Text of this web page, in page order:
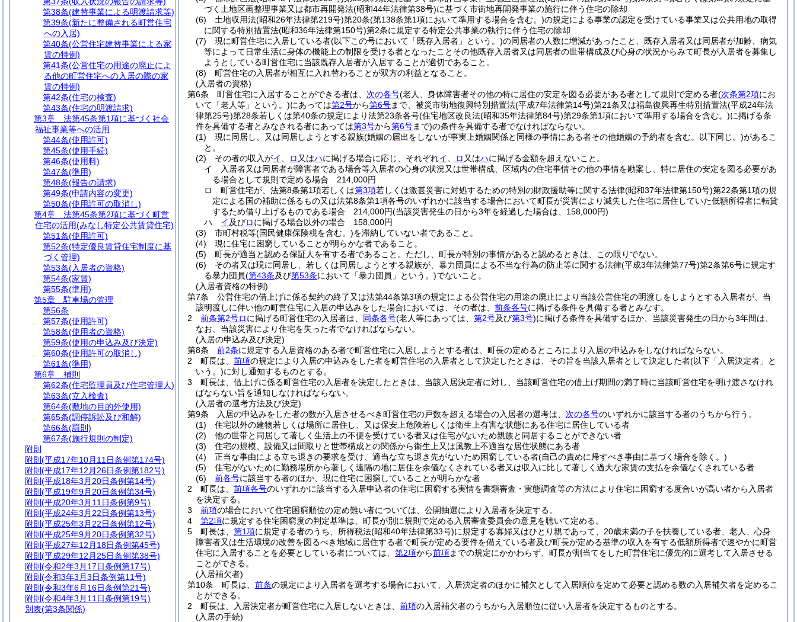
づく土地区画整理事業又は都市再開発法(昭和44年法律第38号)に基づく市街地再開発事業の施行に伴う住宅の除却
(6)
土地収用法(昭和26年法律第219号)第20条(第138条第1項において準用する場合を含む。)の規定による事業の認定を受けている事業又は公共用地の取得
に関する特別措置法(昭和36年法律第150号)第2条に規定する特定公共事業の執行に伴う住宅の除却
(7)
現に町営住宅に入居している者(以下この号において「既存入居者」という。)の同居者の人数に増減があったこと、既存入居者又は同居者が加齢、病気
等によって日常生活に身体の機能上の制限を受ける者となったことその他既存入居者又は同居者の世帯構成及び心身の状況からみて町長が入居者を募集し
ようとしている町営住宅に当該既存入居者が入居することが適切であること。
(8)
町営住宅の入居者が相互に入れ替わることが双方の利益となること。
(入居者の資格)
第6条
町営住宅に入居することができる者は、 次の各号(老人、身体障害者その他の特に居住の安定を図る必要がある者として規則で定める者(次条第2項にお
いて「老人等」という。)にあっては第2号から第6号まで、被災市街地復興特別措置法(平成7年法律第14号)第21条又は福島復興再生特別措置法(平成24年法
律第25号)第28条若しくは第40条の規定により法第23条各号(住宅地区改良法(昭和35年法律第84号)第29条第1項において準用する場合を含む。)に掲げる条
件を具備する者とみなされる者にあっては第3号から第6号まで)の条件を具備する者でなければならない。
(1)
現に同居し、又は同居しようとする親族(婚姻の届出をしないが事実上婚姻関係と同様の事情にある者その他婚姻の予約者を含む。以下同じ。)があるこ
と。
(2)
その者の収入がイ ロ 又はハに掲げる場合に応じ、それぞれイ ロ 又はハに掲げる金額を超えないこと。
イ
入居者又は同居者が障害者である場合等入居者の心身の状況又は世帯構成、区域内の住宅事情その他の事情を勘案し、特に居住の安定を図る必要があ
る場合として規則で定める場合 214,000円
ロ
町営住宅が、法第8条第1項若しくは第3項若しくは激甚災害に対処するための特別の財政援助等に関する法律(昭和37年法律第150号)第22条第1項の規
定による国の補助に係るもの又は法第8条第1項各号のいずれかに該当する場合において町長が災害により滅失した住宅に居住していた低額所得者に転貸
するため借り上げるものである場合 214,000円(当該災害発生の日から3年を経過した場合は、158,000円)
ハ
イ及びロに掲げる場合以外の場合 158,000円
(3)
市町村税等(国民健康保険税を含む。)を滞納していない者であること。
(4)
現に住宅に困窮していることが明らかな者であること。
(5)
町長が適当と認める保証人を有する者であること。 ただし、町長が特別の事情があると認めるときは、この限りでない。
(6)
その者又は現に同居し、若しくは同居しようとする親族が、暴力団員による不当な行為の防止等に関する法律(平成3年法律第77号)第2条第6号に規定す
る暴力団員(第43条及び第53条において「暴力団員」という。)でないこと。
(入居者資格の特例)
第7条
公営住宅の借上げに係る契約の終了又は法第44条第3項の規定による公営住宅の用途の廃止により当該公営住宅の明渡しをしようとする入居者が、当
該明渡しに伴い他の町営住宅に入居の申込みをした場合においては、その者は、 前条各号に掲げる条件を具備する者とみなす。
2
前条第2号ロに掲げる町営住宅の入居者は、 同条各号(老人等にあっては、 第2号及び第3号)に掲げる条件を具備するほか、当該災害発生の日から3年間は、
なお、当該災害により住宅を失った者でなければならない。
(入居の申込み及び決定)
第8条
前2条に規定する入居資格のある者で町営住宅に入居しようとする者は、町長の定めるところにより入居の申込みをしなければならない。
2
町長は、 前項の規定により入居の申込みをした者を町営住宅の入居者として決定したときは、その旨を当該入居者として決定した者(以下「入居決定者」と
いう。)に対し通知するものとする。
3
町長は、借上げに係る町営住宅の入居者を決定したときは、当該入居決定者に対し、当該町営住宅の借上げ期間の満了時に当該町営住宅を明け渡さなけれ
ばならない旨を通知しなければならない。
(入居者の選考方法及び決定)
第9条
入居の申込みをした者の数が入居させるべき町営住宅の戸数を超える場合の入居者の選考は、 次の各号のいずれかに該当する者のうちから行う。
(1)
住宅以外の建物若しくは場所に居住し、又は保安上危険若しくは衛生上有害な状態にある住宅に居住している者
(2)
他の世帯と同居して著しく生活上の不便を受けている者又は住宅がないため親族と同居することができない者
(3)
住宅の規模、設備又は間取りと世帯構成との関係から衛生上又は風教上不適当な居住状態にある者
(4)
正当な事由による立ち退きの要求を受け、適当な立ち退き先がないため困窮している者(自己の責めに帰すべき事由に基づく場合を除く。)
(5)
住宅がないために勤務場所から著しく遠隔の地に居住を余儀なくされている者又は収入に比して著しく過大な家賃の支払を余儀なくされている者
(6)
前各号に該当する者のほか、現に住宅に困窮していることが明らかな者
2
町長は、 前項各号のいずれかに該当する入居申込者の住宅に困窮する実情を書類審査・実態調査等の方法により住宅に困窮する度合いが高い者から入居者
を決定する。
3
前項の場合において住宅困窮順位の定め難い者については、公開抽選により入居者を決定する。
4
第2項に規定する住宅困窮度の判定基準は、町長が別に規則で定める入居審査委員会の意見を聴いて定める。
5
町長は、 第1項に規定する者のうち、所得税法(昭和40年法律第33号)に規定する寡婦又はひとり親であって、20歳未満の子を扶養している者、老人、心身
障害者又は生活環境の改善を図るべき地域に居住する者で町長が定める要件を備えている者及び町長が定める基準の収入を有する低額所得者で速やかに町営
住宅に入居することを必要としている者については、 第2項から前項までの規定にかかわらず、町長が割当てをした町営住宅に優先的に選考して入居させる
ことができる。
(入居補欠者)
第10条
町長は、 前条の規定により入居者を選考する場合において、入居決定者のほかに補欠として入居順位を定めて必要と認める数の入居補欠者を定めるこ
とができる。
2
町長は、入居決定者が町営住宅に入居しないときは、 前項の入居補欠者のうちから入居順位に従い入居者を決定するものとする。
(入居の手続)
第38条(建替事業による明渡請求等)
第39条(新たに整備される町営住宅
への入居)
第40条(公営住宅建替事業による家
賃の特例)
第41条(公営住宅の用途の廃止によ
る他の町営住宅への入居の際の家
賃の特例)
第42条(住宅の検査)
第43条(住宅の明渡請求)
第3章
法第45条第1項に基づく社会
福祉事業等への活用
第44条(使用許可)
第45条(使用手続)
第46条(使用料)
第47条(準用)
第48条(報告の請求)
第49条(申請内容の変更)
第50条(使用許可の取消し)
第4章
法第45条第2項に基づく町営
住宅の活用(みなし特定公共賃貸住宅)
第51条(使用許可)
第52条(特定優良賃貸住宅制度に基
づく管理)
第53条(入居者の資格)
第54条(家賃)
第55条(準用)
第5章
駐車場の管理
第56条
第57条(使用許可)
第58条(使用者の資格)
第59条(使用の申込み及び決定)
第60条(使用許可の取消し)
第61条(準用)
第6章
補則
第62条(住宅監理員及び住宅管理人)
第63条(立入検査)
第64条(敷地の目的外使用)
第65条(調停訴訟及び和解)
第66条(罰則)
第67条(施行規則の制定)
附則
附則 (平成17年10月11日条例第174号)
附則 (平成17年12月26日条例第182号)
附則 (平成18年3月20日条例第14号)
附則 (平成19年9月20日条例第34号)
附則 (平成20年3月11日条例第9号)
附則 (平成24年3月22日条例第13号)
附則 (平成25年3月22日条例第12号)
附則 (平成25年9月20日条例第32号)
附則 (平成27年12月18日条例第45号)
附則 (平成29年12月25日条例第38号)
附則 (令和2年3月17日条例第17号)
附則 (令和3年3月3日条例第11号)
附則 (令和3年6月16日条例第21号)
附則 (令和4年3月11日条例第19号)
別表(第3条関係)